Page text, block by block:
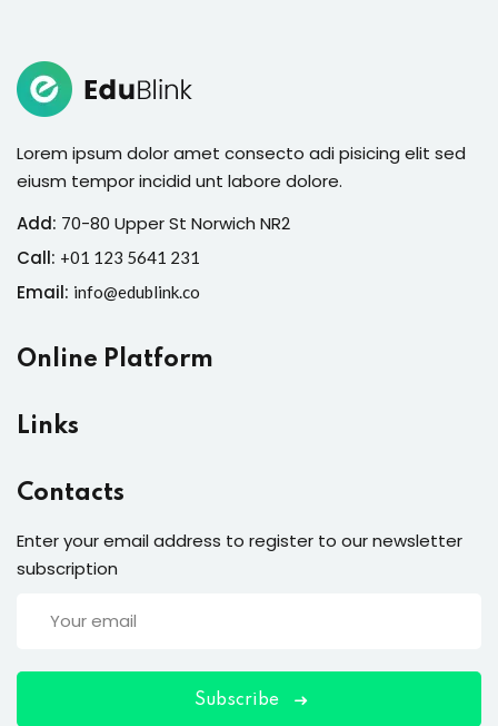
Lorem ipsum dolor amet consecto adi pisicing elit sed
eiusm tempor incidid unt labore dolore.
Add: 70-80 Upper St Norwich NR2
Call: +01 123 5641 231
Email: info@edublink.co
Online Platform
Links
Contacts
Enter your email address to register to our newsletter
subscription
Subscribe